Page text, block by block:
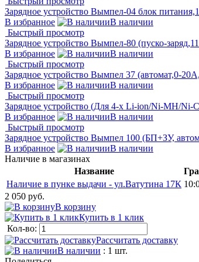
Зарядное устройство Вымпел-04 блок
В избранное
В наличии
Быстрый просмотр
Зарядное устройство Вымпел-80 (пуско-
В избранное
В наличии
Быстрый просмотр
Зарядное устройство Вымпел 37 (автомат,0-
В избранное
В наличии
Быстрый просмотр
Зарядное устройство (Для 4-х Li-ion/Ni-MH/Ni-
В избранное
В наличии
Быстрый просмотр
Зарядное устройство Вымпел 100 (БП+ЗУ,
В избранное
В наличии
Наличие в магазинах
Название
Наличие в пунке выдачи - ул.Ватутина 17К
2 050 руб.
В корзину
Купить в 1 клик
Кол-во:
Рассчитать доставку
В наличии : 1 шт.